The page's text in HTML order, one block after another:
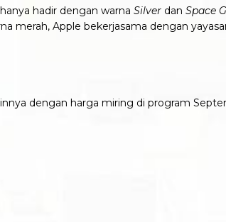
hadir dengan warna Silver dan Space
merah, Apple bekerjasama dengan
dengan harga miring di program